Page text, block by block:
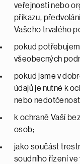
veřejnosti nebo
příkazu,
Vašeho trvalého
pokud
všeobecných
pokud jsme v
údajů je nutné k
nebo
k ochraně Vaší
osob;
jako součást
soudního řízení ve